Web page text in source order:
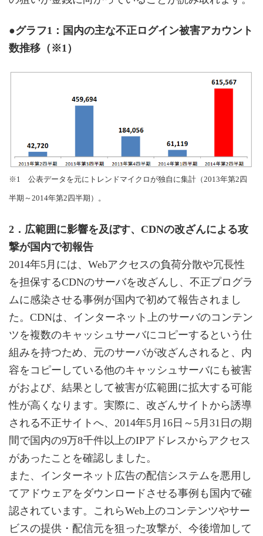
●グラフ1：国内の主な不正ログイン被害アカウント
数推移（※1）
※1 公表データを元にトレンドマイクロが独自に集計（2013年第2四
半期～2014年第2四半期）。
2．広範囲に影響を及ぼす、CDNの改ざんによる攻
撃が国内で初報告
2014年5月には、Webアクセスの負荷分散や冗長性
を担保するCDNのサーバを改ざんし、不正プログラ
ムに感染させる事例が国内で初めて報告されまし
た。CDNは、インターネット上のサーバのコンテン
ツを複数のキャッシュサーバにコピーするという仕
組みを持つため、元のサーバが改ざんされると、内
容をコピーしている他のキャッシュサーバにも被害
がおよび、結果として被害が広範囲に拡大する可能
性が高くなります。実際に、改ざんサイトから誘導
される不正サイトへ、2014年5月16日～5月31日の期
間で国内の9万8千件以上のIPアドレスからアクセス
があったことを確認しました。
また、インターネット広告の配信システムを悪用し
てアドウェアをダウンロードさせる事例も国内で確
認されています。これらWeb上のコンテンツやサー
ビスの提供・配信元を狙った攻撃が、今後増加して